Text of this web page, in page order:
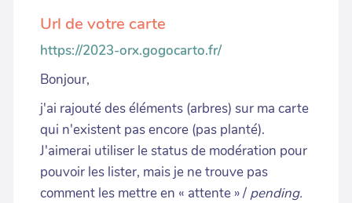
Url de votre carte
https://2023-orx.gogocarto.fr/
Bonjour,
j'ai rajouté des éléments (arbres) sur ma carte
qui n'existent pas encore (pas planté).
J'aimerai utiliser le status de modération pour
pouvoir les lister, mais je ne trouve pas
comment les mettre en « attente » / pending.